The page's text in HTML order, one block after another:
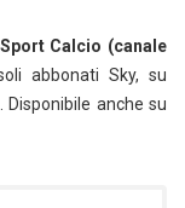
Calcio (canale
abbonati Sky, su
anche su